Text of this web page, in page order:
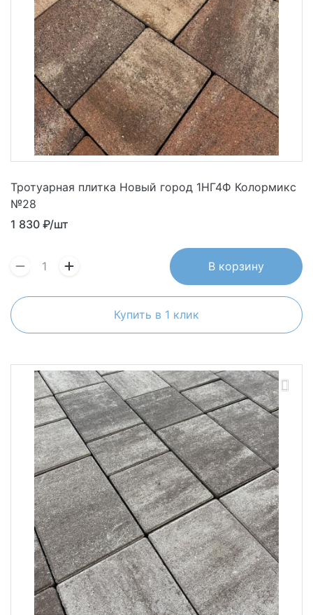
Тротуарная плитка Новый город 1НГ4Ф Колормикс
№28
1 830 ₽/шт
В корзину
Купить в 1 клик